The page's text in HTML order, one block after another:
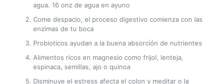
agua. 16 onz de agua en ayuno
Come despacio, el proceso digestivo comienza con las
enzimas de tu boca
Probioticos ayudan a la buena absorción de nutrientes
Alimentos ricos en magnesio como frijol, lenteja,
espinaca, semillas, ajo o quinoa
Disminuye el estress afecta el colon y meditar o la